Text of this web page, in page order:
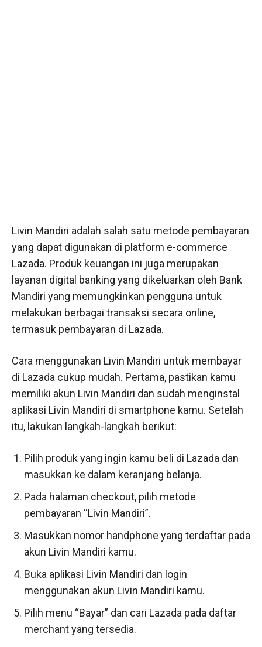
Livin Mandiri adalah salah satu metode pembayaran
yang dapat digunakan di platform e-commerce
Lazada. Produk keuangan ini juga merupakan
layanan digital banking yang dikeluarkan oleh Bank
Mandiri yang memungkinkan pengguna untuk
melakukan berbagai transaksi secara online,
termasuk pembayaran di Lazada.
Cara menggunakan Livin Mandiri untuk membayar
di Lazada cukup mudah. Pertama, pastikan kamu
memiliki akun Livin Mandiri dan sudah menginstal
aplikasi Livin Mandiri di smartphone kamu. Setelah
itu, lakukan langkah-langkah berikut:
Pilih produk yang ingin kamu beli di Lazada dan
masukkan ke dalam keranjang belanja.
Pada halaman checkout, pilih metode
pembayaran “Livin Mandiri”.
Masukkan nomor handphone yang terdaftar pada
akun Livin Mandiri kamu.
Buka aplikasi Livin Mandiri dan login
menggunakan akun Livin Mandiri kamu.
Pilih menu “Bayar” dan cari Lazada pada daftar
merchant yang tersedia.